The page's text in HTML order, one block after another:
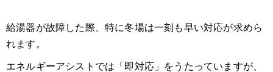
給湯器が故障した際、特に冬場は一刻も早い対応が求めら
れます。
エネルギーアシストでは「即対応」をうたっていますが、